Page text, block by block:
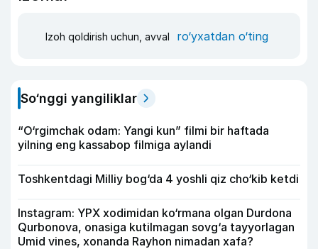
Izoh qoldirish uchun, avval ro‘yxatdan o‘ting
So‘nggi yangiliklar
“O‘rgimchak odam: Yangi kun” filmi bir haftada
yilning eng kassabop filmiga aylandi
Toshkentdagi Milliy bog‘da 4 yoshli qiz cho‘kib ketdi
Instagram: YPX xodimidan ko‘rmana olgan Durdona
Qurbonova, onasiga kutilmagan sovg‘a tayyorlagan
Umid vines, xonanda Rayhon nimadan xafa?